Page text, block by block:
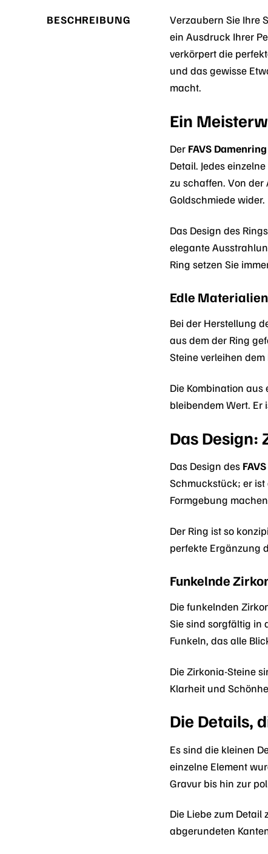
BESCHREIBUNG Verzaubern Sie Ihre
ein Ausdruck Ihrer
verkörpert die
und das gewisse
macht.
Ein
Der FAVS
Detail. Jedes
zu schaffen. Von
Goldschmiede wider.
Das Design des
elegante
Ring setzen Sie
Edle
Bei der Herstellung
aus dem der Ring
Steine verleihen
Die Kombination
bleibendem Wert. Er
Das Design:
Das Design des
Schmuckstück; er
Formgebung
Der Ring ist so
perfekte Ergänzung
Funkelnde
Die funkelnden
Sie sind sorgfältig in
Funkeln, das alle
Die Zirkonia-Steine
Klarheit und
Die Details,
Es sind die kleinen
einzelne Element
Gravur bis hin zur
Die Liebe zum
abgerundeten